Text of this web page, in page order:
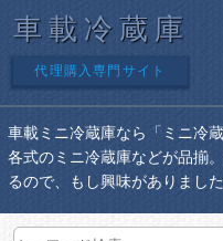
車載冷蔵庫
代理購入専門サイト
車載ミニ冷蔵庫なら「ミニ冷
各式のミニ冷蔵庫などが品揃
るので、もし興味がありまし